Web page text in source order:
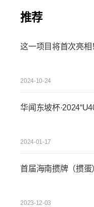
推荐
这一项目将首次亮
2024-10-24
华闻东坡杯
2024-01-17
首届海南掼牌（掼
2023-12-03